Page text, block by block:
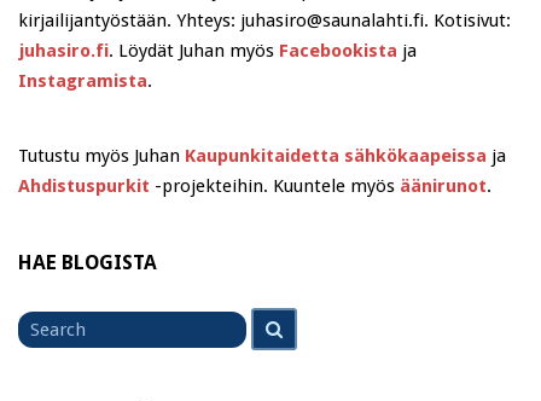
kirjailijantyöstään. Yhteys: juhasiro@saunalahti.fi. Kotisivut:
juhasiro.fi. Löydät Juhan myös Facebookista ja
Instagramista.
Tutustu myös Juhan Kaupunkitaidetta sähkökaapeissa ja
Ahdistuspurkit -projekteihin. Kuuntele myös äänirunot.
HAE BLOGISTA
Search
for